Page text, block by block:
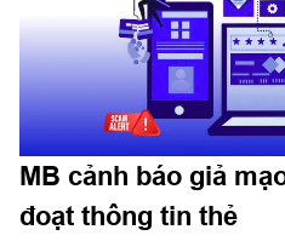
MB cảnh báo giả
đoạt thông tin thẻ